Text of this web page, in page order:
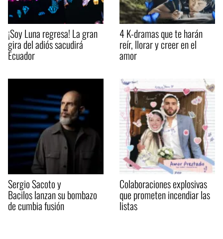
¡Soy Luna regresa! La gran
gira del adiós sacudirá
Ecuador
4 K-dramas que te harán
reír, llorar y creer en el
amor
Sergio Sacoto y
Bacilos lanzan su bombazo
de cumbia fusión
Colaboraciones explosivas
que prometen incendiar las
listas